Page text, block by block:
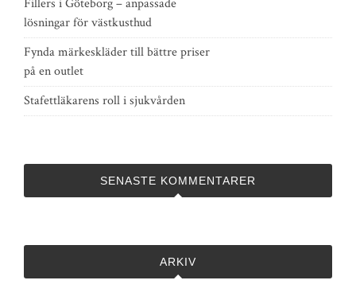
Fillers i Göteborg – anpassade
lösningar för västkusthud
Fynda märkeskläder till bättre priser
på en outlet
Stafettläkarens roll i sjukvården
SENASTE KOMMENTARER
ARKIV